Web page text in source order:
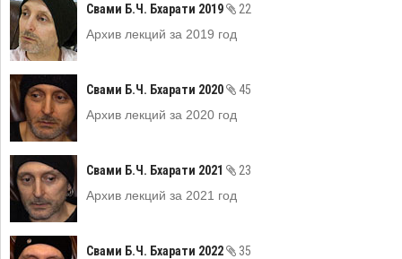
Свами Б.Ч. Бхарати 2019
22
Архив лекций за 2019 год
Свами Б.Ч. Бхарати 2020
45
Архив лекций за 2020 год
Свами Б.Ч. Бхарати 2021
23
Архив лекций за 2021 год
Свами Б.Ч. Бхарати 2022
35